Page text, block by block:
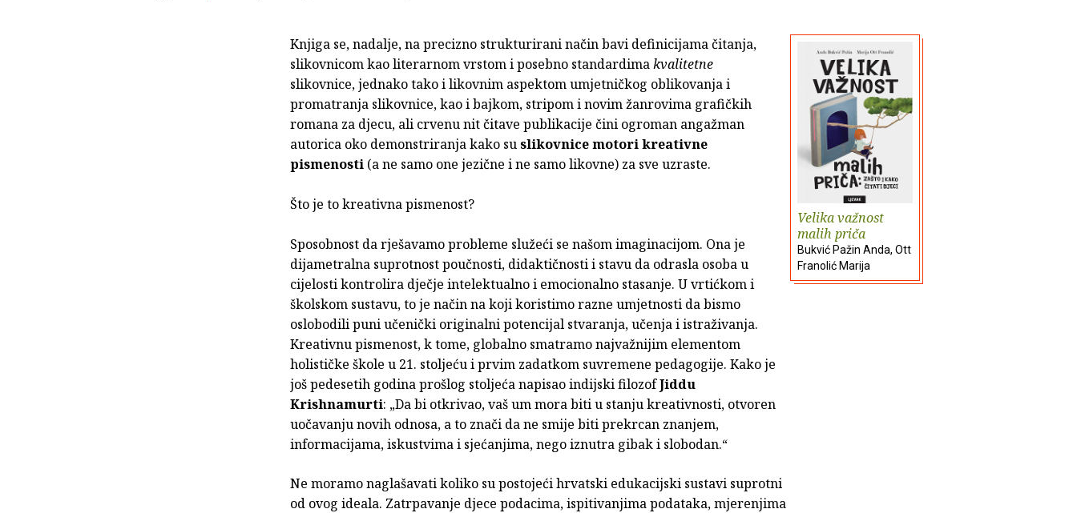
Velika važnost
malih priča
Bukvić Pažin Anda, Ott
Franolić Marija
Knjiga se, nadalje, na precizno strukturirani način bavi definicijama čitanja,
slikovnicom kao literarnom vrstom i posebno standardimakvalitetne
slikovnice, jednako tako i likovnim aspektom umjetničkog oblikovanja i
promatranja slikovnice, kao i bajkom, stripom i novim žanrovima grafičkih
romana za djecu, ali crvenu nit čitave publikacije čini ogroman angažman
autorica oko demonstriranja kako suslikovnice motori kreativne
pismenosti (a ne samo one jezične i ne samo likovne) za sve uzraste.
Što je to kreativna pismenost?
Sposobnost da rješavamo probleme služeći se našom imaginacijom. Ona je
dijametralna suprotnost poučnosti, didaktičnosti i stavu da odrasla osoba u
cijelosti kontrolira dječje intelektualno i emocionalno stasanje. U vrtićkom i
školskom sustavu, to je način na koji koristimo razne umjetnosti da bismo
oslobodili puni učenički originalni potencijal stvaranja, učenja i istraživanja.
Kreativnu pismenost, k tome, globalno smatramo najvažnijim elementom
holističke škole u 21. stoljeću i prvim zadatkom suvremene pedagogije. Kako je
još pedesetih godina prošlog stoljeća napisao indijski filozofJiddu
Krishnamurti: „Da bi otkrivao, vaš um mora biti u stanju kreativnosti, otvoren
uočavanju novih odnosa, a to znači da ne smije biti prekrcan znanjem,
informacijama, iskustvima i sjećanjima, nego iznutra gibak i slobodan.“
Ne moramo naglašavati koliko su postojeći hrvatski edukacijski sustavi suprotni
od ovog ideala. Zatrpavanje djece podacima, ispitivanjima podataka, mjerenjima